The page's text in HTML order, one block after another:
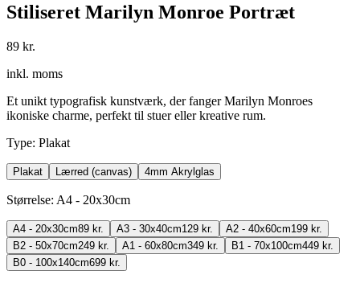
Stiliseret Marilyn Monroe Portræt
89 kr.
inkl. moms
Et unikt typografisk kunstværk, der fanger Marilyn Monroes
ikoniske charme, perfekt til stuer eller kreative rum.
Type: Plakat
Plakat Lærred (canvas) 4mm Akrylglas
Størrelse: A4 - 20x30cm
A4 - 20x30cm89 kr. A3 - 30x40cm129 kr. A2 - 40x60cm199 kr.
B2 - 50x70cm249 kr. A1 - 60x80cm349 kr. B1 - 70x100cm449 kr.
B0 - 100x140cm699 kr.